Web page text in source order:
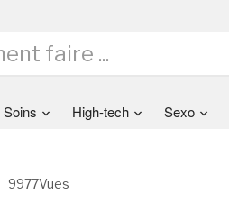
Soins High-tech Sexo
9977Vues